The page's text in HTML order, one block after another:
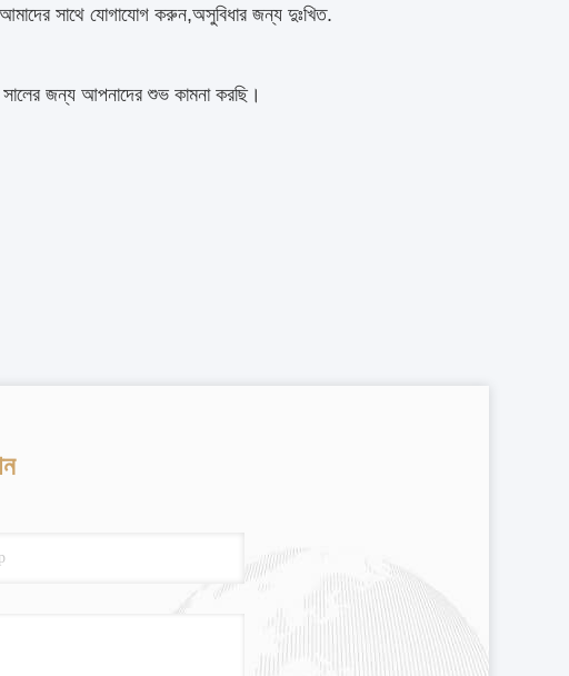
সাথে যোগাযোগ করুন,অসুবিধার জন্য দুঃখিত.
জন্য আপনাদের শুভ কামনা করছি।